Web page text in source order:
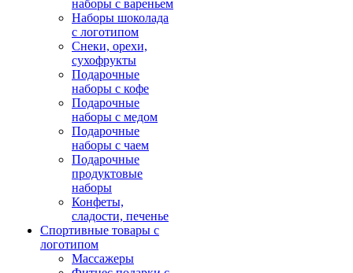
наборы с вареньем
Наборы шоколада
с логотипом
Снеки, орехи,
сухофрукты
Подарочные
наборы с кофе
Подарочные
наборы с медом
Подарочные
наборы с чаем
Подарочные
продуктовые
наборы
Конфеты,
сладости, печенье
Спортивные товары с
логотипом
Массажеры